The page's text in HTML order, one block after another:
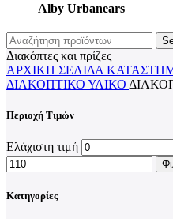
Alby Urbanears
Διακόπτες και πρίζες
ΑΡΧΙΚΉ ΣΕΛΊΔΑ
ΔΙΑΚΟΠΤΙΚΌ ΥΛΙΚΌ
Περιοχή Τιμών
Ελάχιστη τιμή
Κατηγορίες